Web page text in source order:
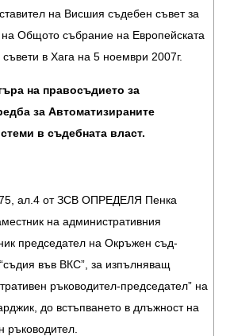
на Висшия съдебен съвет за
на Общото събрание на Европейската
в Хага на 5 ноември 2007г.
на правосъдието за
за Автоматизираните
в съдебната власт.
ал.4 от ЗСВ ОПРЕДЕЛЯ Пенка
на административния
председател на Окръжен съд-
във ВКС”, за изпълняващ
ръководител-председател” на
до встъпването в длъжност на
ръководител.